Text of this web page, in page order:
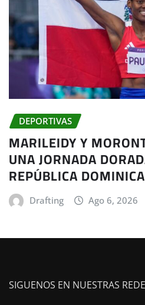
DEPORTIVAS
MARILEIDY Y
UNA JORNADA
REPÚBLICA
Drafting Ago 6, 2026
SIGUENOS EN NUESTRAS